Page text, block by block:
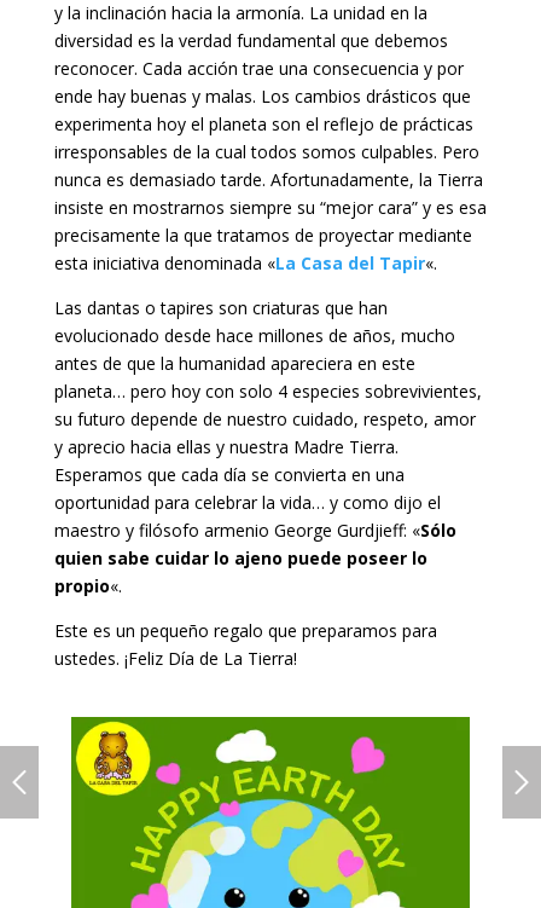
y la inclinación hacia la armonía. La unidad en la
diversidad es la verdad fundamental que debemos
reconocer. Cada acción trae una consecuencia y por
ende hay buenas y malas. Los cambios drásticos que
experimenta hoy el planeta son el reflejo de prácticas
irresponsables de la cual todos somos culpables. Pero
nunca es demasiado tarde. Afortunadamente, la Tierra
insiste en mostrarnos siempre su “mejor cara” y es esa
precisamente la que tratamos de proyectar mediante
esta iniciativa denominada «La Casa del Tapir«.
Las dantas o tapires son criaturas que han
evolucionado desde hace millones de años, mucho
antes de que la humanidad apareciera en este
planeta… pero hoy con solo 4 especies sobrevivientes,
su futuro depende de nuestro cuidado, respeto, amor
y aprecio hacia ellas y nuestra Madre Tierra.
Esperamos que cada día se convierta en una
oportunidad para celebrar la vida… y como dijo el
maestro y filósofo armenio George Gurdjieff: «Sólo
quien sabe cuidar lo ajeno puede poseer lo
propio«.
Este es un pequeño regalo que preparamos para
ustedes. ¡Feliz Día de La Tierra!